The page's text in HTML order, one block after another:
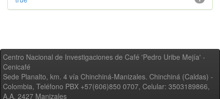
Centro Nacional de Investigaciones de Café 'Pedro Uribe Mejía' -
Cenicafé
Sede Planalto, km. 4 vía Chinchiná-Manizales. Chinchiná (Caldas) -
Colombia, Teléfono PBX +57(606)850 0707, Celular: 3503189866,
A.A. 2427 Manizales